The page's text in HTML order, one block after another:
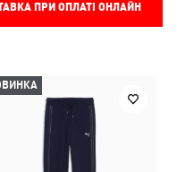
ПРИ ОПЛАТІ ОНЛАЙН